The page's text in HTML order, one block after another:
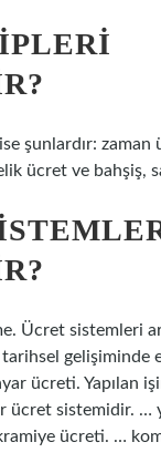
şunlardır: zaman
ücret ve bahşiş,
Ücret sistemleri
gelişiminde
ücreti. Yapılan
ücret sistemidir. …
ücreti. …